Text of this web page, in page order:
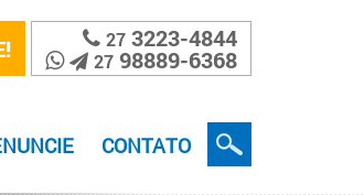
27 3223-4844
27 98889-6368
CONTATO